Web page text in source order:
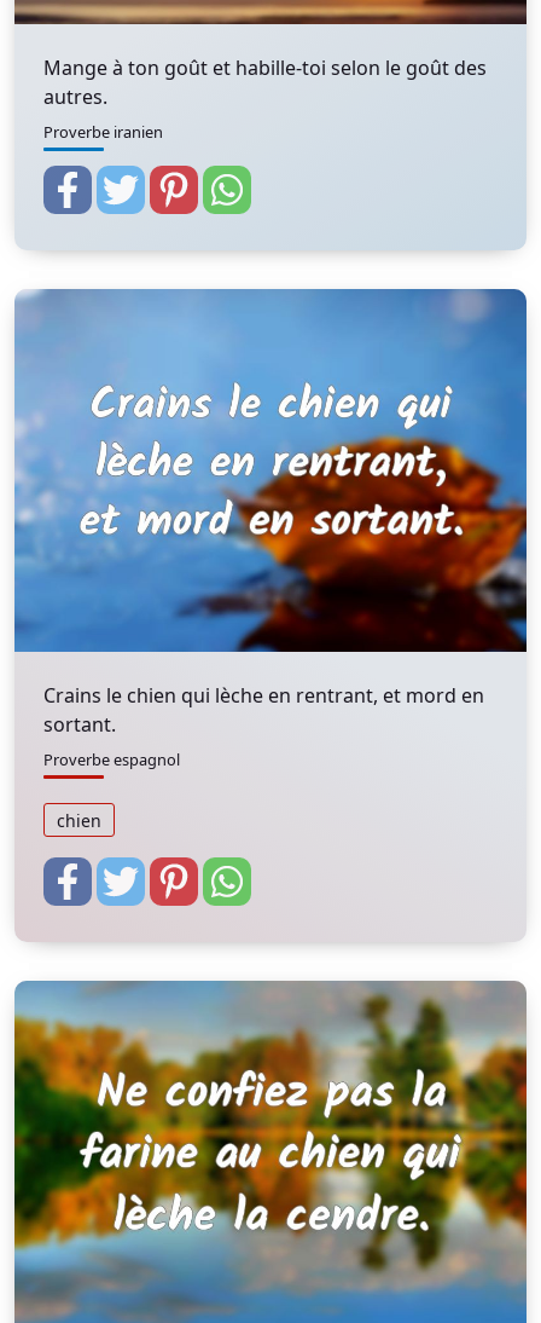
Mange à ton goût et habille-toi selon le goût des
autres.
Proverbe iranien
Crains le chien qui lèche en rentrant, et mord en
sortant.
Proverbe espagnol
chien